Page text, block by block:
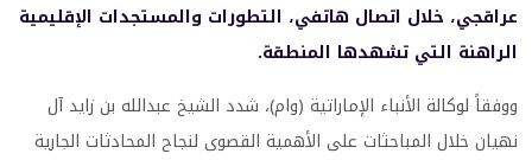
عراقجي، خلال اتصال هاتفي، التطورات والمستجدات الإقليمية
الراهنة التي تشهدها المنطقة.
ووفقاً لوكالة الأنباء الإماراتية (وام)، شدد الشيخ عبدالله بن زايد آل
نهيان خلال المباحثات على الأهمية القصوى لنجاح المحادثات الجارية